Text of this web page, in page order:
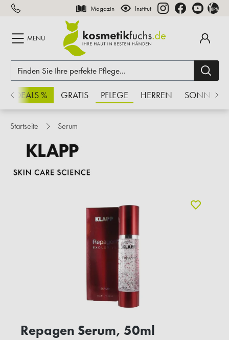
springen Magazin Institut
MENÜ
% GRATIS PFLEGE HERREN SONNE
Startseite Serum
Repagen Serum, 50ml